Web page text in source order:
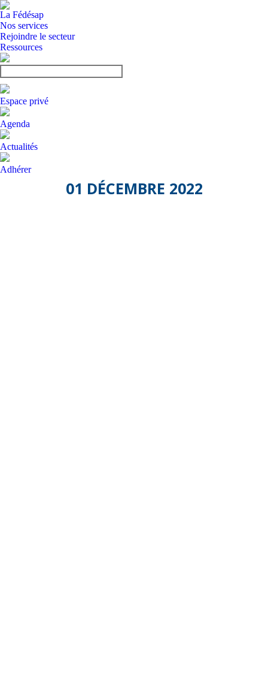
La Fédésap
Nos services
Rejoindre le secteur
Ressources
Espace privé
Agenda
Actualités
Adhérer
01 DÉCEMBRE 2022